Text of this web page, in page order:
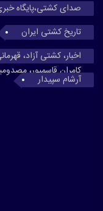
صدای کشتی،پایگاه
تاریخ کشتی ایران
اخبار، کشتی آزاد،
کامران قاسمپور،
آرشام سپیدار